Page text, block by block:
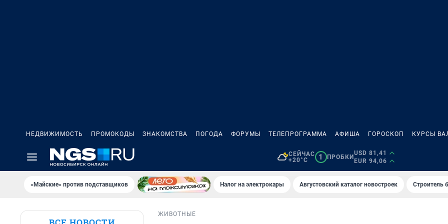
НЕДВИЖИМОСТЬ ПРОМОКОДЫ ЗНАКОМСТВА ПОГОДА ФОРУМЫ ТЕЛЕПРОГРАММА АФИША ГОРОСКОП КУРСЫ
СЕЙЧАС
+20°C
1 ПРОБКИ
USD 81,41
EUR 94,06
«Майские» против подставщиков Налог на электрокары Августовский каталог новостроек Строитель
ЖИВОТНЫЕ